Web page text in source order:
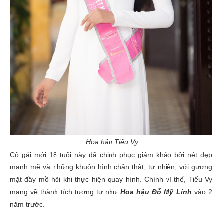
Hoa hậu Tiểu Vy
Cô gái mới 18 tuổi này đã chinh phục giám khảo bởi nét đẹp
mạnh mẽ và những khuôn hình chân thật, tự nhiên, với gương
mặt đầy mồ hôi khi thực hiện quay hình. Chính vì thế, Tiểu Vy
mang về thành tích tương tự như Hoa hậu Đỗ Mỹ Linh vào 2
năm trước.